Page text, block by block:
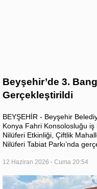
Beyşehir’de 3.
Gerçekleştirildi
BEYŞEHİR - Beyşehir
Konya Fahri Konsolosluğu
Nilüferi Etkinliği, Çiftlik
Nilüferi Tabiat Parkı’nda
12 Haziran 2026 - Cuma 20:54